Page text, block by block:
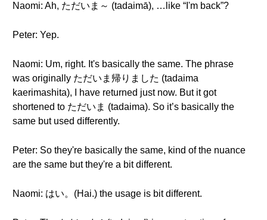
Naomi: Ah, ただいま～ (tadaimā), …like “I'm back”?
Peter: Yep.
Naomi: Um, right. It's basically the same. The phrase
was originally ただいま帰りました (tadaima
kaerimashita), I have returned just now. But it got
shortened to ただいま (tadaima). So it’s basically the
same but used differently.
Peter: So they're basically the same, kind of the nuance
are the same but they're a bit different.
Naomi: はい。(Hai.) the usage is bit different.